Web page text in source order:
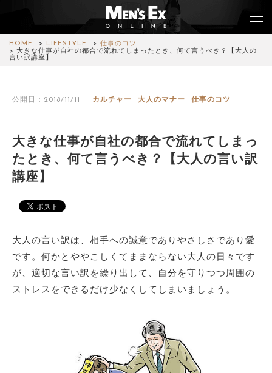
HOME LIFESTYLE
仕事のコツ
大きな仕事が自社の都合で流れてしまったとき、何て言うべき？【大人の
言い訳講座】
公開日：2018/11/11 カルチャー 大人のマナー 仕事のコツ
大きな仕事が自社の都合で流れてしまっ
たとき、何て言うべき？【大人の言い訳
講座】
大人の言い訳は、相手への誠意でありやさしさであり愛
です。何かとややこしくてままならない大人の日々です
が、適切な言い訳を繰り出して、自分を守りつつ周囲の
ストレスをできるだけ少なくしてしまいましょう。
FASHION
WATCH
CAR&BIKE
COLUMN
MAGAZINE
ABOUT SITE